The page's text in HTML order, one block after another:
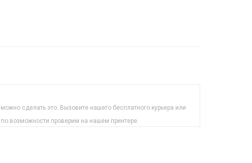
сделать это. Вызовите нашего бесплатного курьера или
по возможности проверим на нашем принтере.